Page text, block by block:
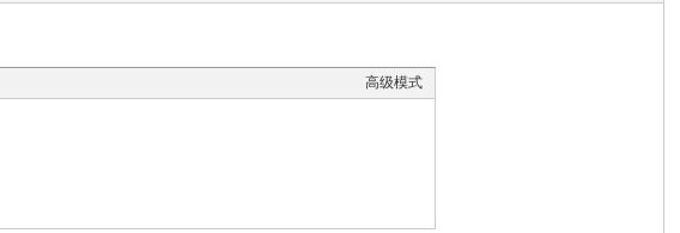
高级模式